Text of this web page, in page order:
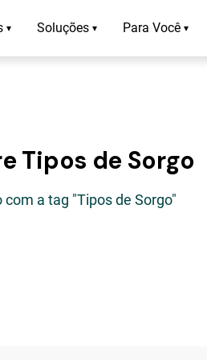
▾ Soluções ▾ Para Você ▾
Tipos de Sorgo
a tag "Tipos de Sorgo"